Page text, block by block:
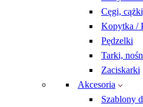
Cęgi,
Kopytka /
Pędzelki
Tarki,
Zaciskarki
Akcesoria
Szablony